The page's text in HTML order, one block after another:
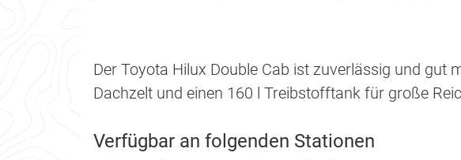
Der Toyota Hilux Double Cab ist zuverlässig und gut
Dachzelt und einen 160 l Treibstofftank für große
Verfügbar an folgenden Stationen